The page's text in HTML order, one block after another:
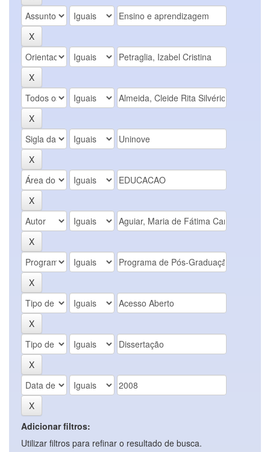
Adicionar filtros:
Utilizar filtros para refinar o resultado de busca.